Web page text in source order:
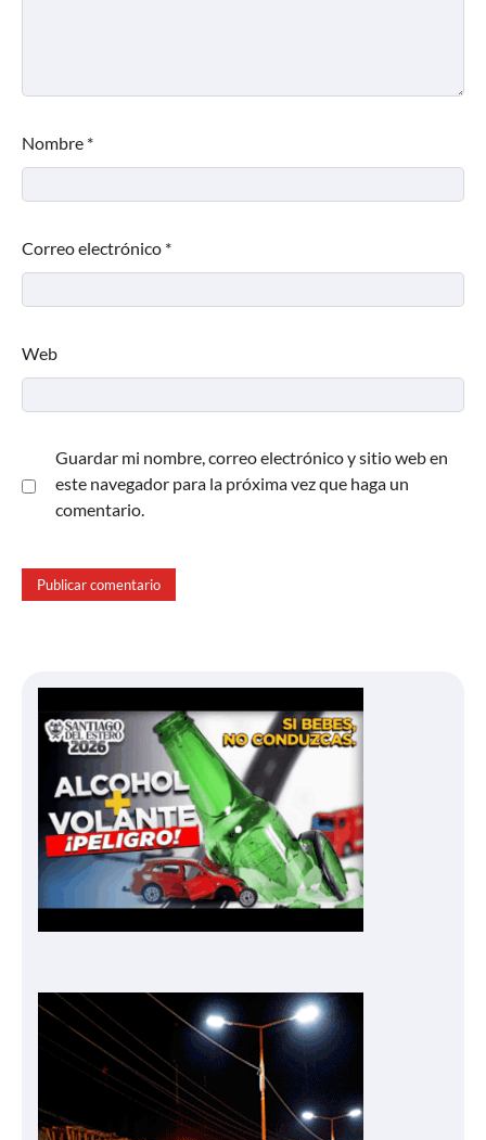
Nombre *
Correo electrónico *
Web
Guardar mi nombre, correo electrónico y sitio web en
este navegador para la próxima vez que haga un
comentario.